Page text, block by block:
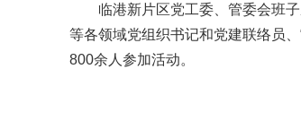
临港新片区党工委、管委会班
等各领域党组织书记和党建联络员
800余人参加活动。